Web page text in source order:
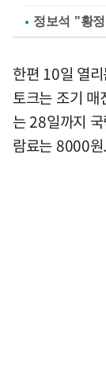
정보석 "황
한편 10일 열
토크는 조기
는 28일까지
람료는 8000원.